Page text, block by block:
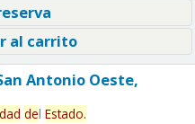
al carrito
Antonio Oeste,
del Estado.